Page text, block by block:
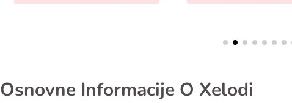
Osnovne Informacije O Xelodi